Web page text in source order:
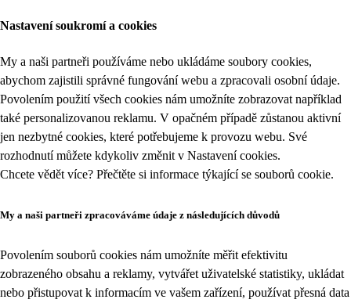
Nastavení soukromí a cookies
My a naši partneři používáme nebo ukládáme soubory cookies,
abychom zajistili správné fungování webu a zpracovali osobní údaje.
Povolením použití všech cookies nám umožníte zobrazovat například
také personalizovanou reklamu. V opačném případě zůstanou aktivní
jen nezbytné cookies, které potřebujeme k provozu webu. Své
rozhodnutí můžete kdykoliv změnit v Nastavení cookies.
Chcete vědět více? Přečtěte si informace týkající se souborů cookie.
My a naši partneři zpracováváme údaje z následujících důvodů
Povolením souborů cookies nám umožníte měřit efektivitu
zobrazeného obsahu a reklamy, vytvářet uživatelské statistiky, ukládat
nebo přistupovat k informacím ve vašem zařízení, používat přesná data